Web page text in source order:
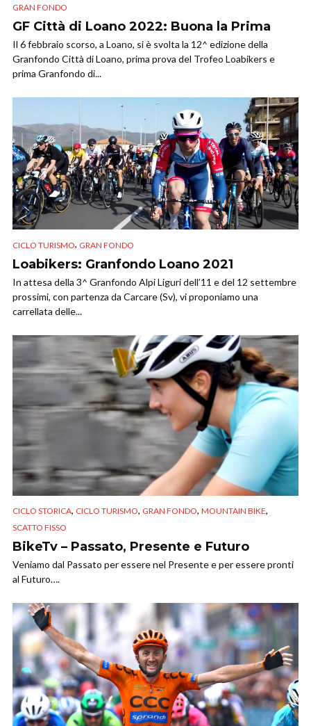
GRAN FONDO
GF Città di Loano 2022: Buona la Prima
Il 6 febbraio scorso, a Loano, si è svolta la 12^ edizione della
Granfondo Città di Loano, prima prova del Trofeo Loabikers e
prima Granfondo di...
CICLO TURISMO, GRAN FONDO
Loabikers: Granfondo Loano 2021
In attesa della 3^ Granfondo Alpi Liguri dell’11 e del 12 settembre
prossimi, con partenza da Carcare (Sv), vi proponiamo una
carrellata delle...
CICLO STORICA, CICLO TURISMO, GRAN FONDO, MOUNTAIN BIKE,
SCATTO FISSO
BikeTv – Passato, Presente e Futuro
Veniamo dal Passato per essere nel Presente e per essere pronti
al Futuro….